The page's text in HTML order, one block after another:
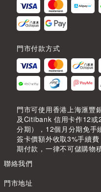
門市付款方式
門市可使用香港上海滙豐
及Citibank 信用卡作12或
分期），12個月分期免手
簽卡價額外收取3%手續
期付款，一律不可儲購物積
聯絡我們
門市地址